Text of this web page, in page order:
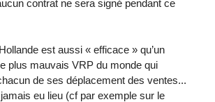
contrat ne sera signé pendant ce
est aussi « efficace » qu’un
plus mauvais VRP du monde qui
de ses déplacement des ventes...
jamais eu lieu (cf par exemple sur le